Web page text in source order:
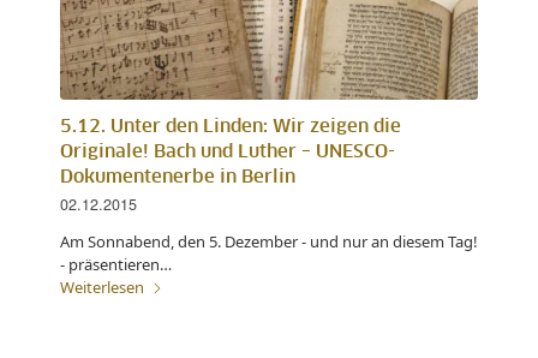
5.12. Unter den Linden: Wir zeigen die
Originale! Bach und Luther – UNESCO-
Dokumentenerbe in Berlin
02.12.2015
Am Sonnabend, den 5. Dezember - und nur an diesem Tag!
- präsentieren…
Weiterlesen